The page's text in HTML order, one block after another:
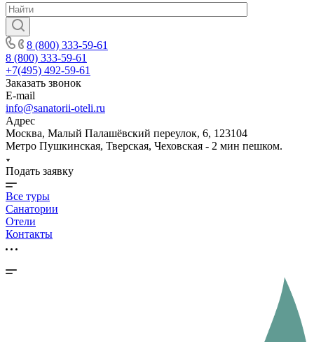
8 (800) 333-59-61
8 (800) 333-59-61
+7(495) 492-59-61
Заказать звонок
E-mail
info@sanatorii-oteli.ru
Адрес
Москва, Малый Палашёвский переулок, 6, 123104
Метро Пушкинская, Тверская, Чеховская - 2 мин пешком.
Подать заявку
Все туры
Санатории
Отели
Контакты